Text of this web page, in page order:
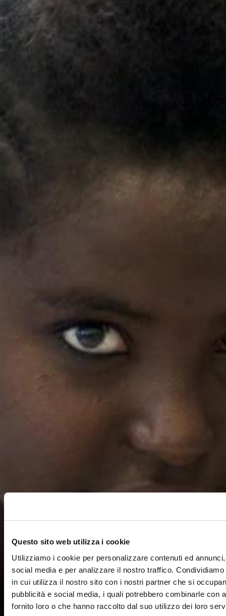
Questo sito web utilizza i cookie
Utilizziamo i cookie per personalizzare contenuti ed
social media e per analizzare il nostro traffico.
in cui utilizza il nostro sito con i nostri partner che si
pubblicità e social media, i quali potrebbero combinarle con
fornito loro o che hanno raccolto dal suo utilizzo dei loro